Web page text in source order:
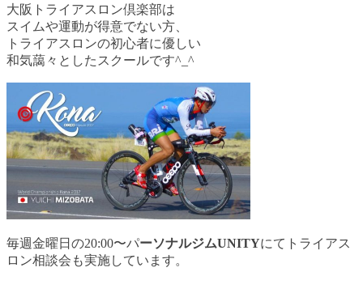
大阪トライアスロン倶楽部は
スイムや運動が得意でない方、
トライアスロンの初心者に優しい
和気藹々としたスクールです^_^
毎週金曜日の20:00〜パーソナルジムUNITYにてトライアス
ロン相談会も実施しています。